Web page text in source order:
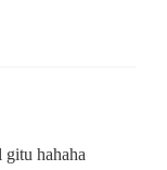
hahaha